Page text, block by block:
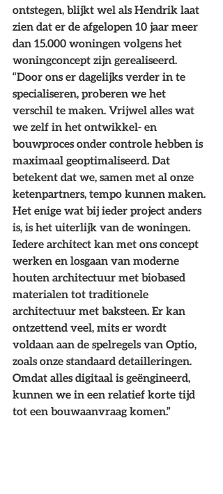
ontstegen, blijkt wel als Hendrik laat
zien dat er de afgelopen 10 jaar meer
dan 15.000 woningen volgens het
woningconcept zijn gerealiseerd.
“Door ons er dagelijks verder in te
specialiseren, proberen we het
verschil te maken. Vrijwel alles wat
we zelf in het ontwikkel- en
bouwproces onder controle hebben is
maximaal geoptimaliseerd. Dat
betekent dat we, samen met al onze
ketenpartners, tempo kunnen maken.
Het enige wat bij ieder project anders
is, is het uiterlijk van de woningen.
Iedere architect kan met ons concept
werken en losgaan van moderne
houten architectuur met biobased
materialen tot traditionele
architectuur met baksteen. Er kan
ontzettend veel, mits er wordt
voldaan aan de spelregels van Optio,
zoals onze standaard detailleringen.
Omdat alles digitaal is geëngineerd,
kunnen we in een relatief korte tijd
tot een bouwaanvraag komen.”